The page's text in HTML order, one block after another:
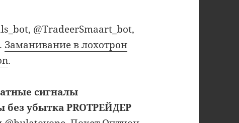
@TradeerSmaart_bot,
Заманивание в лохотрон
.
сигналы
без убытка PROТРЕЙДЕР